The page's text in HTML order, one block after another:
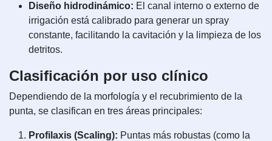
Diseño hidrodinámico: El canal interno o externo de
irrigación está calibrado para generar un spray
constante, facilitando la cavitación y la limpieza de los
detritos.
Clasificación por uso clínico
Dependiendo de la morfología y el recubrimiento de la
punta, se clasifican en tres áreas principales:
Profilaxis (Scaling): Puntas más robustas (como la